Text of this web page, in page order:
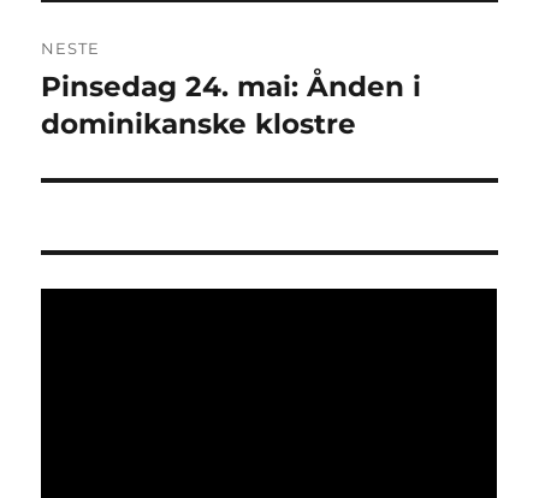
NESTE
Neste
innlegg:
Pinsedag 24. mai: Ånden i
dominikanske klostre